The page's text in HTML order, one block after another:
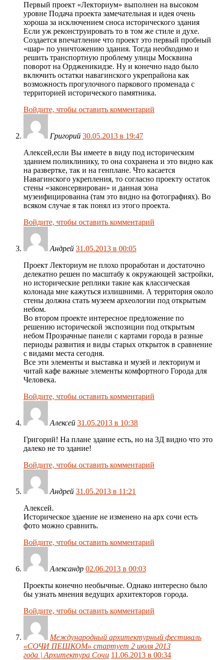
Первый проект «Лекториум» выполнен на высоком
уровне Подача проекта замечательная и идея очень
хороша за исключением сноса исторического здания
Если уж реконструировать то в том же стиле и духе.
Создается впечатление что проект это первый пробный
«шар» по уничтожению здания. Тогда необходимо и
решить транспортную проблему улицы Москвина
поворот на Ордженикидзе. Ну и конечно надо было
включить остатки навагинского укрепрайона как
возможность прогулочного паркового променада с
территорией исторического памятника.
Войдите, чтобы оставить комментарий
Григорий 30.05.2013 в 19:47
Алексей,если Вы имеете в виду под историческим
зданием поликлинику, то она сохранена и это видно как
на развертке, так и на генплане. Что касается
Навагинского укрепления, то согласно проекту остаток
стены «законсервирован» и данная зона
музеифицированна (там это видно на фотографиях). Во
всяком случае я так понял из этого проекта.
Войдите, чтобы оставить комментарий
Андрей 31.05.2013 в 00:05
Проект Лекториум не плохо проработан и достаточно
делекатно решен по масштабу к окружающей застройки,
но исторические реплики такие как классическая
колонада мне кажуться излишними. А территория около
стены должна стать музеем археологии под открытым
небом.
Во втором проекте интересное предложение по
решению исторической экспозиции под открытым
небом Прозрачные панели с картами города в разные
периоды развития и виды старых открыток в сравнение
с видами места сегодня.
Все эти элементы и выставка и музей и лекториум и
читай кафе важные элементы комфортного Города для
Человека.
Войдите, чтобы оставить комментарий
Алексей 31.05.2013 в 10:38
Григорий! На плане здание есть, но на 3Д видно что это
далеко не то здание!
Войдите, чтобы оставить комментарий
Андрей 31.05.2013 в 11:21
Алексей.
Историческое здаение не изменено на арх сочи есть
фото можно сравнить.
Войдите, чтобы оставить комментарий
Александр 02.06.2013 в 00:03
Проекты конечно необычные. Однако интересно было
бы узнать мнения ведущих архитекторов города.
Войдите, чтобы оставить комментарий
Международный архитектурный фестиваль
«СОЧИ ПЕШКОМ» стартует 2 июля 2013
года | Архитектура Сочи 11.06.2013 в 00:34